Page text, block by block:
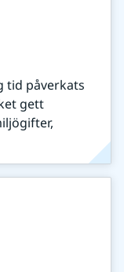
tid påverkats
gett